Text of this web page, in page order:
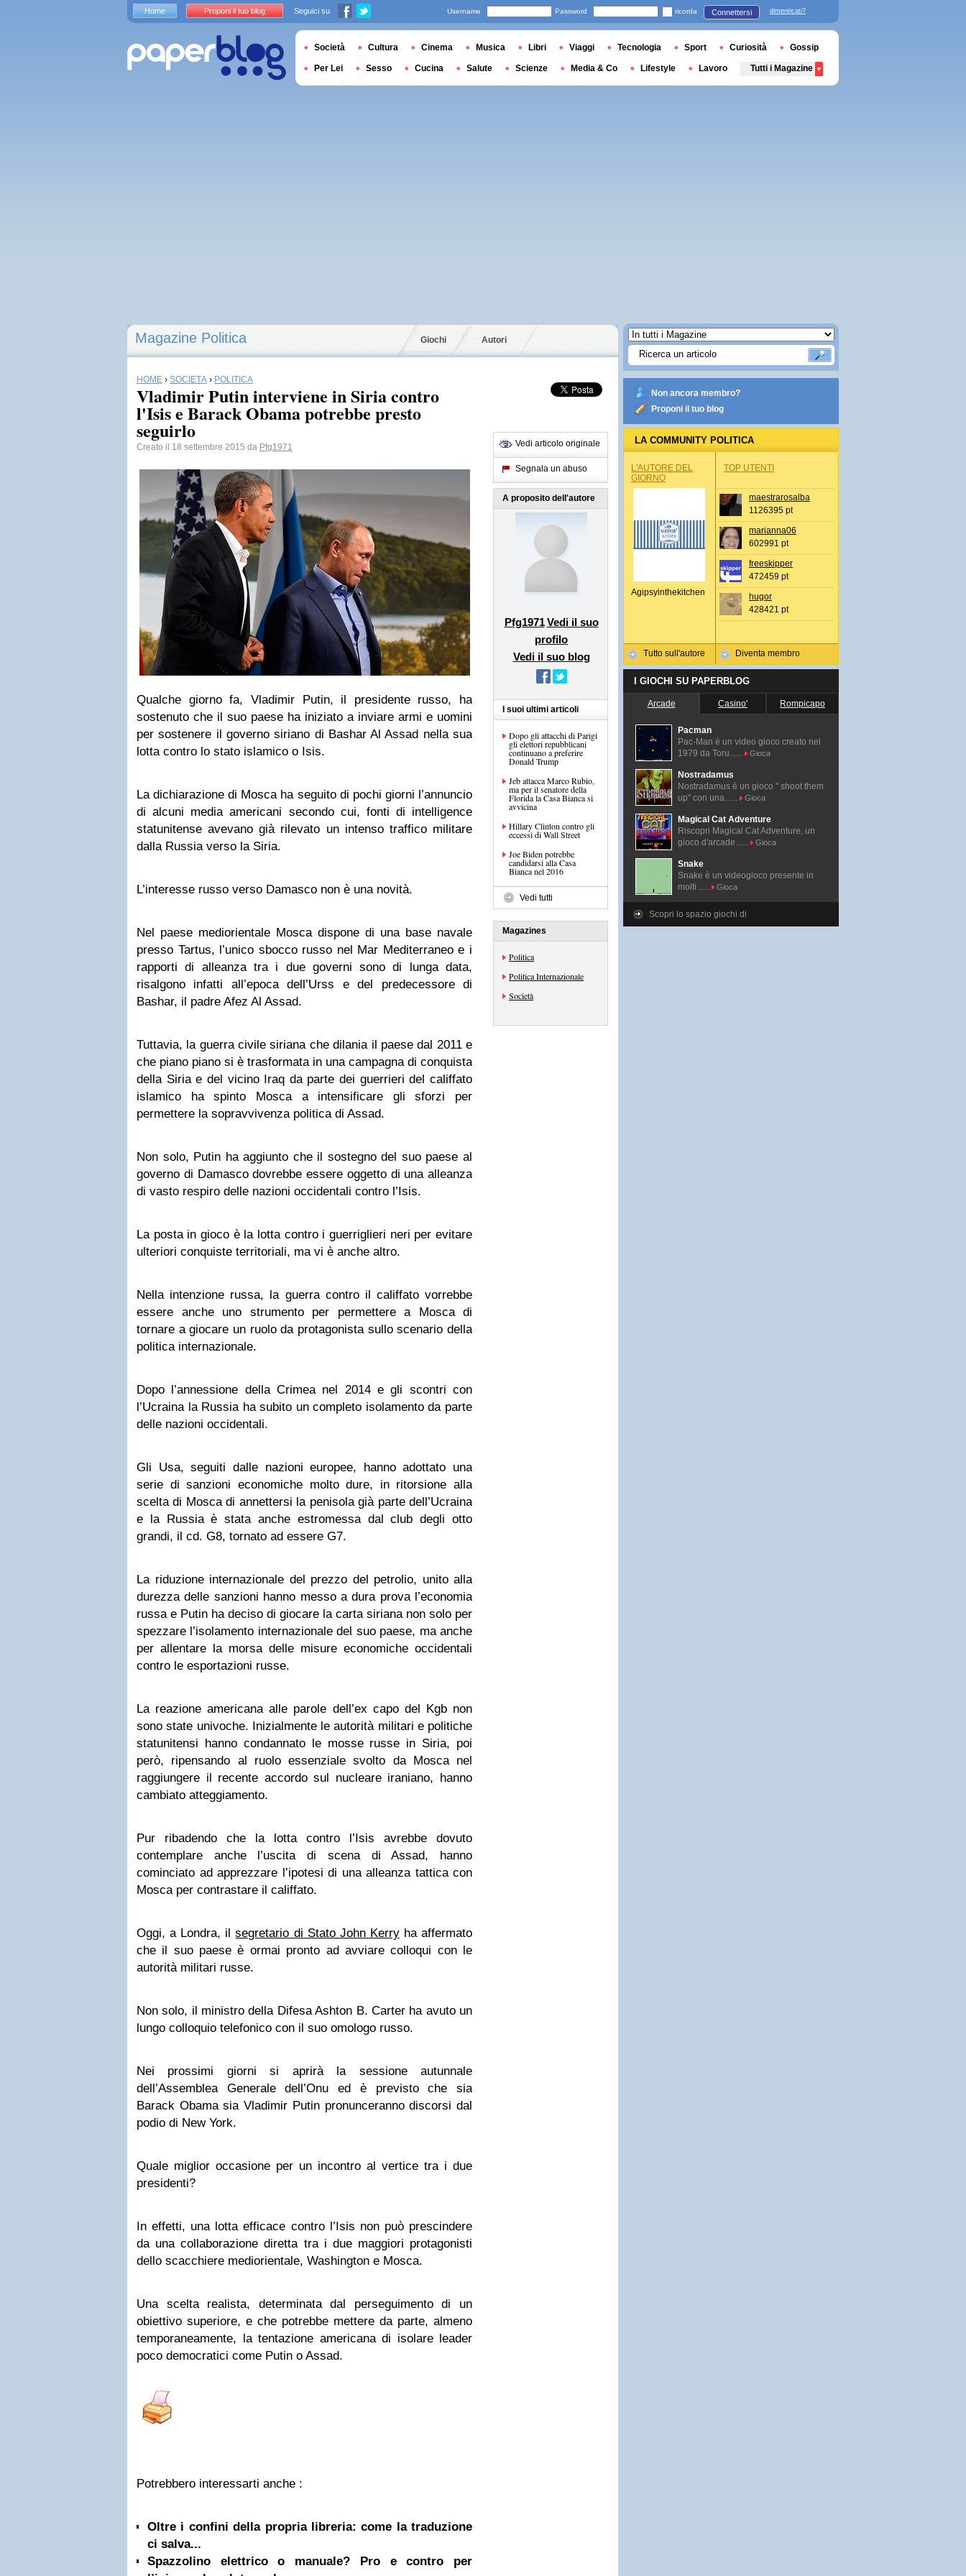
Magazine Politica Giochi Autori
HOME › SOCIETÀ › POLITICA
Vladimir Putin interviene in Siria contro
l'Isis e Barack Obama potrebbe presto
seguirlo
Creato il 18 settembre 2015 da Pfg1971
Qualche giorno fa, Vladimir Putin, il presidente russo, ha
sostenuto che il suo paese ha iniziato a inviare armi e uomini
per sostenere il governo siriano di Bashar Al Assad nella sua
lotta contro lo stato islamico o Isis.
La dichiarazione di Mosca ha seguito di pochi giorni l’annuncio
di alcuni media americani secondo cui, fonti di intelligence
statunitense avevano già rilevato un intenso traffico militare
dalla Russia verso la Siria.
L’interesse russo verso Damasco non è una novità.
Nel paese mediorientale Mosca dispone di una base navale
presso Tartus, l’unico sbocco russo nel Mar Mediterraneo e i
rapporti di alleanza tra i due governi sono di lunga data,
risalgono infatti all’epoca dell’Urss e del predecessore di
Bashar, il padre Afez Al Assad.
Tuttavia, la guerra civile siriana che dilania il paese dal 2011 e
che piano piano si è trasformata in una campagna di conquista
della Siria e del vicino Iraq da parte dei guerrieri del califfato
islamico ha spinto Mosca a intensificare gli sforzi per
permettere la sopravvivenza politica di Assad.
Non solo, Putin ha aggiunto che il sostegno del suo paese al
governo di Damasco dovrebbe essere oggetto di una alleanza
di vasto respiro delle nazioni occidentali contro l’Isis.
La posta in gioco è la lotta contro i guerriglieri neri per evitare
ulteriori conquiste territoriali, ma vi è anche altro.
Nella intenzione russa, la guerra contro il califfato vorrebbe
essere anche uno strumento per permettere a Mosca di
tornare a giocare un ruolo da protagonista sullo scenario della
politica internazionale.
Dopo l’annessione della Crimea nel 2014 e gli scontri con
l’Ucraina la Russia ha subito un completo isolamento da parte
delle nazioni occidentali.
Gli Usa, seguiti dalle nazioni europee, hanno adottato una
serie di sanzioni economiche molto dure, in ritorsione alla
scelta di Mosca di annettersi la penisola già parte dell’Ucraina
e la Russia è stata anche estromessa dal club degli otto
grandi, il cd. G8, tornato ad essere G7.
La riduzione internazionale del prezzo del petrolio, unito alla
durezza delle sanzioni hanno messo a dura prova l’economia
russa e Putin ha deciso di giocare la carta siriana non solo per
spezzare l’isolamento internazionale del suo paese, ma anche
per allentare la morsa delle misure economiche occidentali
contro le esportazioni russe.
La reazione americana alle parole dell’ex capo del Kgb non
sono state univoche. Inizialmente le autorità militari e politiche
statunitensi hanno condannato le mosse russe in Siria, poi
però, ripensando al ruolo essenziale svolto da Mosca nel
raggiungere il recente accordo sul nucleare iraniano, hanno
cambiato atteggiamento.
Pur ribadendo che la lotta contro l’Isis avrebbe dovuto
contemplare anche l’uscita di scena di Assad, hanno
cominciato ad apprezzare l’ipotesi di una alleanza tattica con
Mosca per contrastare il califfato.
Oggi, a Londra, ilsegretario di Stato John Kerryha affermato
che il suo paese è ormai pronto ad avviare colloqui con le
autorità militari russe.
Non solo, il ministro della Difesa Ashton B. Carter ha avuto un
lungo colloquio telefonico con il suo omologo russo.
Nei prossimi giorni si aprirà la sessione autunnale
dell’Assemblea Generale dell’Onu ed è previsto che sia
Barack Obama sia Vladimir Putin pronunceranno discorsi dal
podio di New York.
Quale miglior occasione per un incontro al vertice tra i due
presidenti?
In effetti, una lotta efficace contro l’Isis non può prescindere
da una collaborazione diretta tra i due maggiori protagonisti
dello scacchiere mediorientale, Washington e Mosca.
Una scelta realista, determinata dal perseguimento di un
obiettivo superiore, e che potrebbe mettere da parte, almeno
temporaneamente, la tentazione americana di isolare leader
poco democratici come Putin o Assad.
Potrebbero interessarti anche :
Oltre i confini della propria libreria: come la traduzione
ci salva...
Spazzolino elettrico o manuale? Pro e contro per
Vedi articolo originale
Segnala un abuso
A proposito dell'autore
Pfg1971 Vedi il suo
profilo
Vedi il suo blog
I suoi ultimi articoli
Dopo gli attacchi di Parigi
gli elettori repubblicani
continuano a preferire
Donald Trump
Jeb attacca Marco Rubio,
ma per il senatore della
Florida la Casa Bianca si
avvicina
Hillary Clinton contro gli
eccessi di Wall Street
Joe Biden potrebbe
candidarsi alla Casa
Bianca nel 2016
Vedi tutti
Magazines
Politica
Politica Internazionale
Società
Non ancora membro?
Proponi il tuo blog
LA COMMUNITY POLITICA
L'AUTORE DEL
GIORNO
Agipsyinthekitchen
Tutto sull'autore
TOP UTENTI
maestrarosalba
1126395 pt
marianna06
602991 pt
freeskipper
472459 pt
hugor
428421 pt
Diventa membro
I GIOCHI SU PAPERBLOG
Arcade Casino' Rompicapo
Pacman
Pac-Man é un video gioco creato nel
1979 da Toru......
Gioca
Nostradamus
Nostradamus è un gioco " shoot them
up" con una......
Gioca
Magical Cat Adventure
Riscopri Magical Cat Adventure, un
gioco d'arcade......
Gioca
Snake
Snake è un videogioco presente in
molti......
Gioca
Scopri lo spazio giochi di
Home Proponi il tuo blog Seguici su Username Password ricorda Connettersi dimenticati?
Società Cultura Cinema Musica Libri Viaggi Tecnologia Sport Curiosità Gossip
Per Lei Sesso Cucina Salute Scienze Media & Co Lifestyle Lavoro Tutti i Magazine